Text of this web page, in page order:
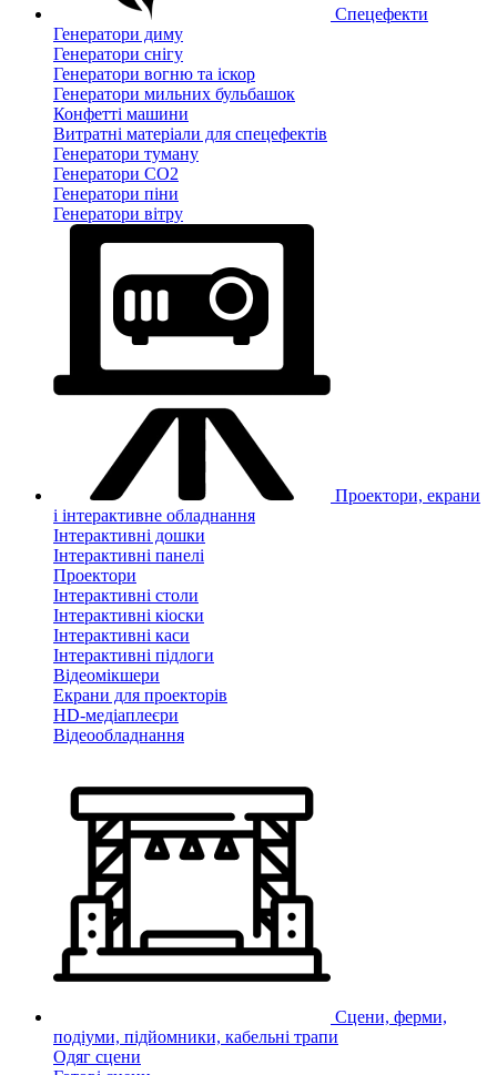
Спецефекти
Генератори диму
Генератори снігу
Генератори вогню та іскор
Генератори мильних бульбашок
Конфетті машини
Витратні матеріали для спецефектів
Генератори туману
Генератори CO2
Генератори піни
Генератори вітру
Проектори, екрани
і інтерактивне обладнання
Інтерактивні дошки
Інтерактивні панелі
Проектори
Інтерактивні столи
Інтерактивні кіоски
Інтерактивні каси
Інтерактивні підлоги
Відеомікшери
Екрани для проекторів
HD-медіаплеєри
Відеообладнання
Сцени, ферми,
подіуми, підйомники, кабельні трапи
Одяг сцени